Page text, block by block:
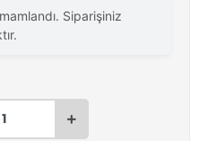
Siparişiniz